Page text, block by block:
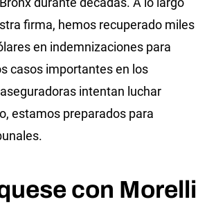
firma, hemos recuperado miles
en indemnizaciones para
casos importantes en los
intentan luchar
estamos preparados para
con Morelli